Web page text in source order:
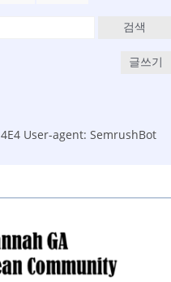
검색
글쓰기
User-agent: SemrushBot